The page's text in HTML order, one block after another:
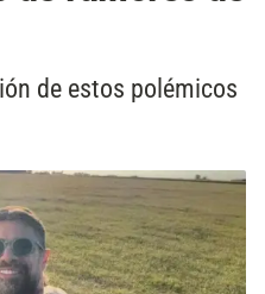
de estos polémicos